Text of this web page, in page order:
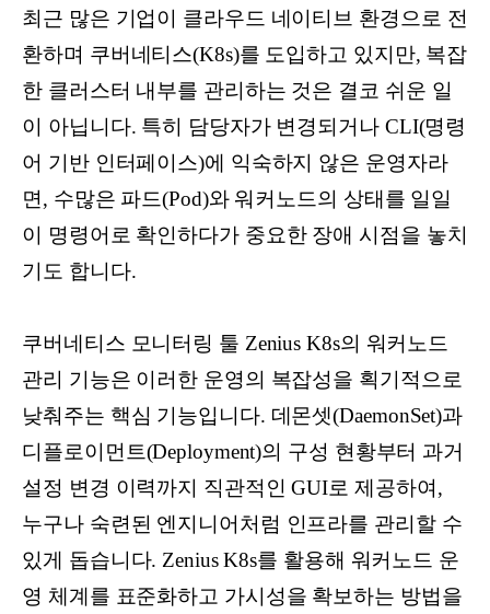
최근 많은 기업이 클라우드 네이티브 환경으로 전
환하며 쿠버네티스(K8s)를 도입하고 있지만, 복잡
한 클러스터 내부를 관리하는 것은 결코 쉬운 일
이 아닙니다. 특히 담당자가 변경되거나 CLI(명령
어 기반 인터페이스)에 익숙하지 않은 운영자라
면, 수많은 파드(Pod)와 워커노드의 상태를 일일
이 명령어로 확인하다가 중요한 장애 시점을 놓치
기도 합니다.
쿠버네티스 모니터링 툴 Zenius K8s의 워커노드
관리 기능은 이러한 운영의 복잡성을 획기적으로
낮춰주는 핵심 기능입니다. 데몬셋(DaemonSet)과
디플로이먼트(Deployment)의 구성 현황부터 과거
설정 변경 이력까지 직관적인 GUI로 제공하여,
누구나 숙련된 엔지니어처럼 인프라를 관리할 수
있게 돕습니다. Zenius K8s를 활용해 워커노드 운
영 체계를 표준화하고 가시성을 확보하는 방법을